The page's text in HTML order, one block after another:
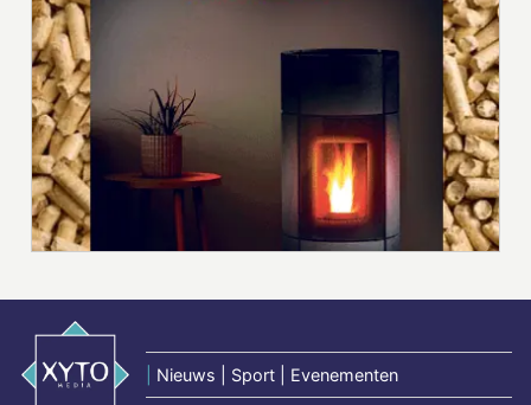
Nieuws | Sport | Evenementen